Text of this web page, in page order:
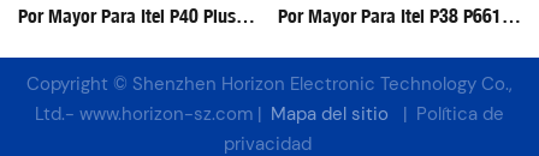
Por Mayor Para Itel P40 Plus
Móvil OEM Personalizadas
Por Mayor Para Itel P38 P661W
Personalizadas
Copyright © Shenzhen Horizon Electronic Technology Co.,
Ltd.- www.horizon-sz.com | Mapa del sitio | Política de
privacidad